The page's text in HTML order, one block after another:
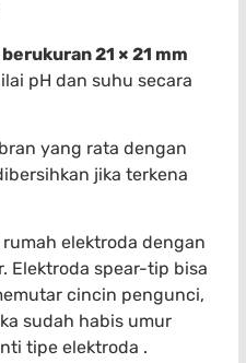
21 × 21 mm
pH dan suhu secara
yang rata dengan
jika terkena
elektroda dengan
Elektroda spear-tip bisa
cincin pengunci,
sudah habis umur
tipe elektroda .